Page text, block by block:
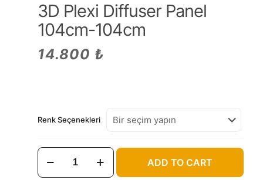
3D Plexi Diffuser Panel
104cm-104cm
14.800 ₺
Renk Seçenekleri
3D
Plexi
Diffuser
ADD TO CART